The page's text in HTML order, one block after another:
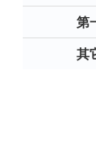
第
其